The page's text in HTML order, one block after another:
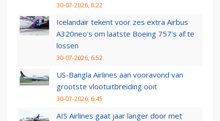
30-07-2026, 8:22
Icelandair tekent voor zes extra Airbus
A320neo's om laatste Boeing 757's af te
lossen
30-07-2026, 6:52
US-Bangla Airlines aan vooravond van
grootste vlootuitbreiding ooit
30-07-2026, 6:45
AIS Airlines gaat jaar langer door met